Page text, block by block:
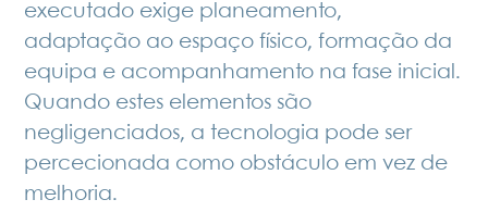
executado exige planeamento,
adaptação ao espaço físico, formação da
equipa e acompanhamento na fase inicial.
Quando estes elementos são
negligenciados, a tecnologia pode ser
percecionada como obstáculo em vez de
melhoria.